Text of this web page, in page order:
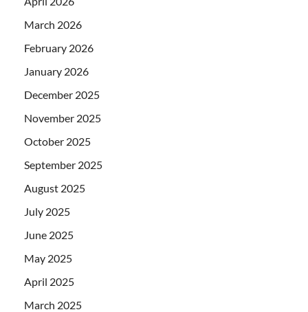
March 2026
February 2026
January 2026
December 2025
November 2025
October 2025
September 2025
August 2025
July 2025
June 2025
May 2025
April 2025
March 2025